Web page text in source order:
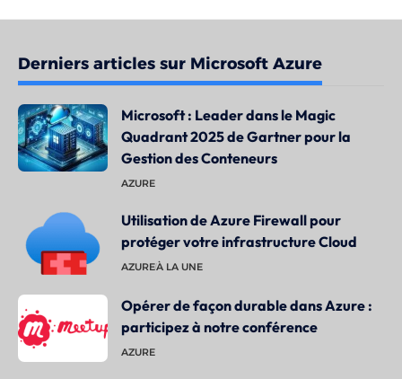
Derniers articles sur Microsoft Azure
Microsoft : Leader dans le Magic
Quadrant 2025 de Gartner pour la
Gestion des Conteneurs
AZURE
Utilisation de Azure Firewall pour
protéger votre infrastructure Cloud
AZUREÀ LA UNE
Opérer de façon durable dans Azure :
participez à notre conférence
AZURE